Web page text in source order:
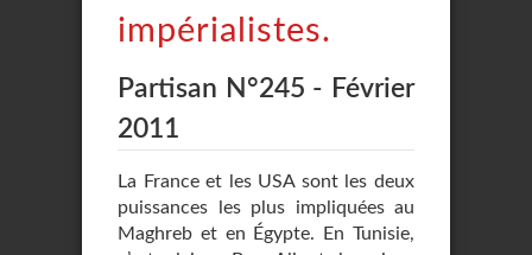
impérialistes.
Partisan N°245 - Février
2011
La France et les USA sont les deux
puissances les plus impliquées au
Maghreb et en Égypte. En Tunisie,